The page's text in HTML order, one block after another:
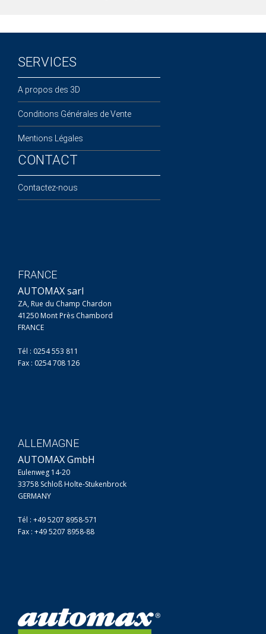
SERVICES
A propos des 3D
Conditions Générales de Vente
Mentions Légales
CONTACT
Contactez-nous
FRANCE
AUTOMAX sarl
ZA, Rue du Champ Chardon
41250 Mont Près Chambord
FRANCE
Tél : 0254 553 811
Fax : 0254 708 126
ALLEMAGNE
AUTOMAX GmbH
Eulenweg 14-20
33758 Schloß Holte-Stukenbrock
GERMANY
Tél : +49 5207 8958-571
Fax : +49 5207 8958-88